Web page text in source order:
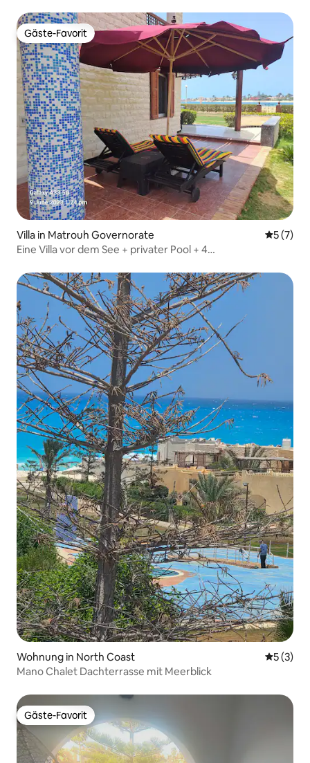
Gäste-Favorit
Gäste-Favorit
Villa in Matrouh Governorate
5 (7)
Eine Villa vor dem See + privater Pool + 4
Wohnung in North Coast
5 (3)
Mano Chalet Dachterrasse mit Meerblick
Gäste-Favorit
Gäste-Favorit